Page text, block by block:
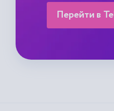
Перейти в